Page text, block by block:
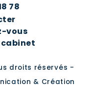
78
vous
cabinet
droits réservés -
& Création